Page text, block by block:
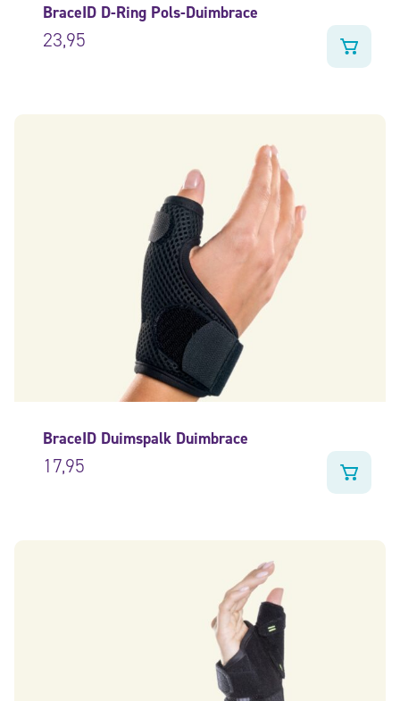
BraceID D-Ring Pols-Duimbrace
23,95
BraceID Duimspalk Duimbrace
17,95